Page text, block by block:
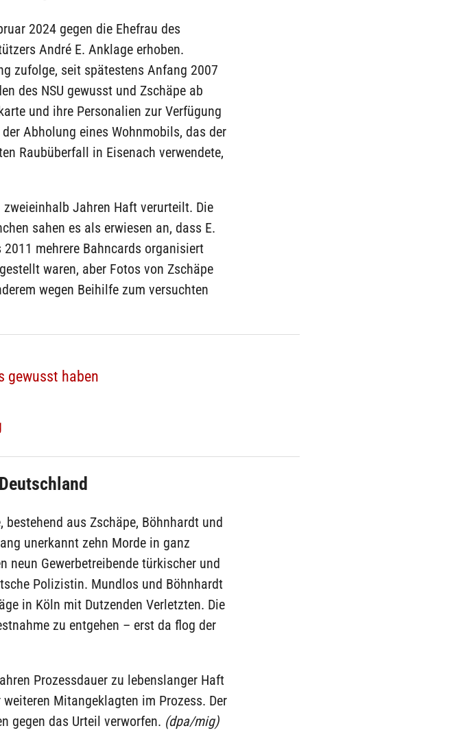
2024 gegen die Ehefrau des
André E. Anklage erhoben.
zufolge, seit spätestens Anfang 2007
des NSU gewusst und Zschäpe ab
und ihre Personalien zur Verfügung
Abholung eines Wohnmobils, das der
Raubüberfall in Eisenach verwendete,
Jahren Haft verurteilt. Die
sahen es als erwiesen an, dass E.
mehrere Bahncards organisiert
waren, aber Fotos von Zschäpe
wegen Beihilfe zum versuchten
gewusst haben
bestehend aus Zschäpe, Böhnhardt und
unerkannt zehn Morde in ganz
neun Gewerbetreibende türkischer und
Polizistin. Mundlos und Böhnhardt
in Köln mit Dutzenden Verletzten. Die
zu entgehen – erst da flog der
Prozessdauer zu lebenslanger Haft
Mitangeklagten im Prozess. Der
gegen das Urteil verworfen. (dpa/mig)